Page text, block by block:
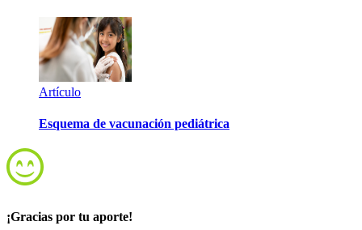
Artículo
Esquema de vacunación pediátrica
¡Gracias por tu aporte!